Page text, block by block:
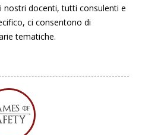
nostri docenti, tutti consulenti e
ci consentono di
tematiche.